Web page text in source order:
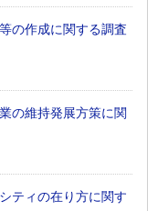
の作成に関する調査
の維持発展方策に関
ティの在り方に関す